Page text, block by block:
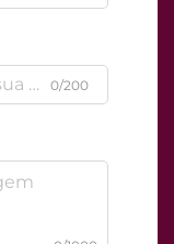
0/200